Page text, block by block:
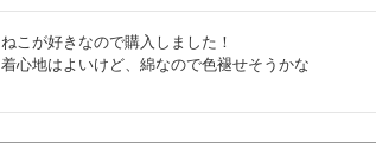
ねこが好きなので購入しました！
着心地はよいけど、綿なので色褪せそうかな